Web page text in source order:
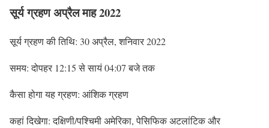
सूर्य ग्रहण अप्रैल माह 2022
सूर्य ग्रहण की तिथि: 30 अप्रैल, शनिवार 2022
समय: दोपहर 12:15 से सायं 04:07 बजे तक
कैसा होगा यह ग्रहण: आंशिक ग्रहण
कहां दिखेगा: दक्षिणी/पश्चिमी अमेरिका, पेसिफिक अटलांटिक और